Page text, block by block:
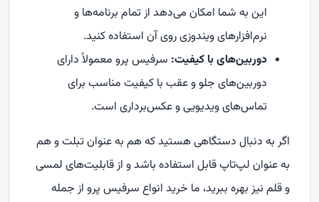
این به شما امکان می‌دهد از تمام برنامه‌ها و
نرم‌افزارهای ویندوزی روی آن استفاده کنید.
دوربین‌های با کیفیت: سرفیس پرو معمولاً دارای
دوربین‌های جلو و عقب با کیفیت مناسب برای
تماس‌های ویدیویی و عکس‌برداری است.
اگر به دنبال دستگاهی هستید که هم به عنوان تبلت و هم
به عنوان لپ‌تاپ قابل استفاده باشد و از قابلیت‌های لمسی
و قلم نیز بهره ببرید، ما خرید انواع سرفیس پرو از جمله